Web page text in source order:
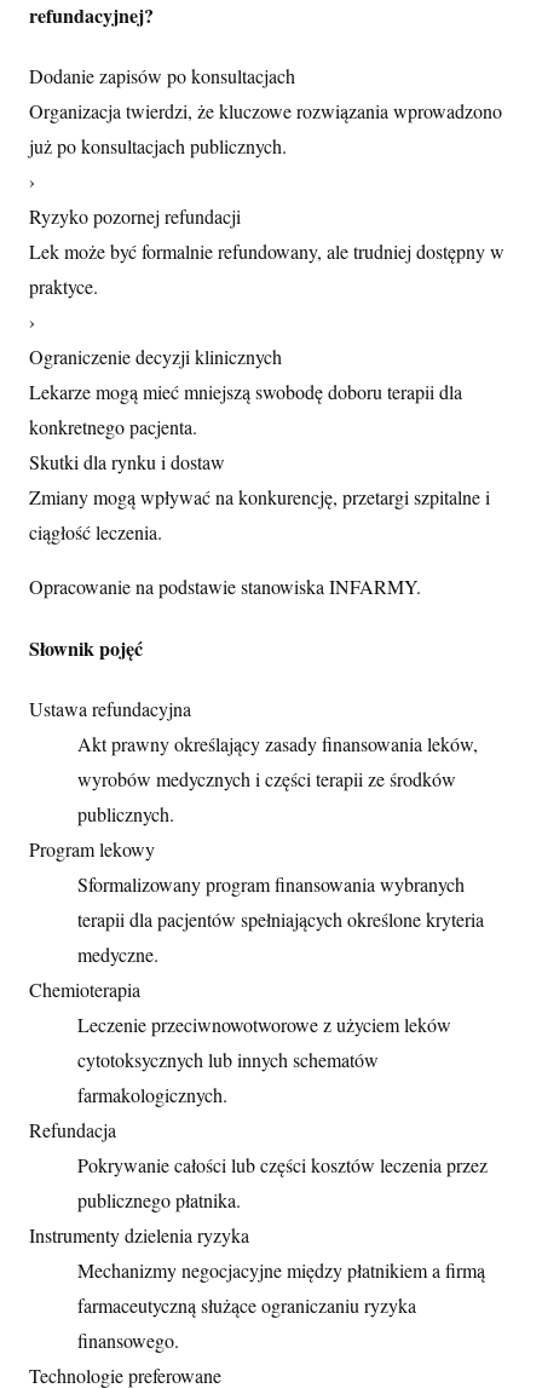
refundacyjnej?
Dodanie zapisów po konsultacjach
Organizacja twierdzi, że kluczowe rozwiązania wprowadzono
już po konsultacjach publicznych.
›
Ryzyko pozornej refundacji
Lek może być formalnie refundowany, ale trudniej dostępny w
praktyce.
›
Ograniczenie decyzji klinicznych
Lekarze mogą mieć mniejszą swobodę doboru terapii dla
konkretnego pacjenta.
Skutki dla rynku i dostaw
Zmiany mogą wpływać na konkurencję, przetargi szpitalne i
ciągłość leczenia.
Opracowanie na podstawie stanowiska INFARMY.
Słownik pojęć
Ustawa refundacyjna
Akt prawny określający zasady finansowania leków,
wyrobów medycznych i części terapii ze środków
publicznych.
Program lekowy
Sformalizowany program finansowania wybranych
terapii dla pacjentów spełniających określone kryteria
medyczne.
Chemioterapia
Leczenie przeciwnowotworowe z użyciem leków
cytotoksycznych lub innych schematów
farmakologicznych.
Refundacja
Pokrywanie całości lub części kosztów leczenia przez
publicznego płatnika.
Instrumenty dzielenia ryzyka
Mechanizmy negocjacyjne między płatnikiem a firmą
farmaceutyczną służące ograniczaniu ryzyka
finansowego.
Technologie preferowane